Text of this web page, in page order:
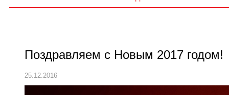
Поздравляем с Новым 2017 годом!
25.12.2016